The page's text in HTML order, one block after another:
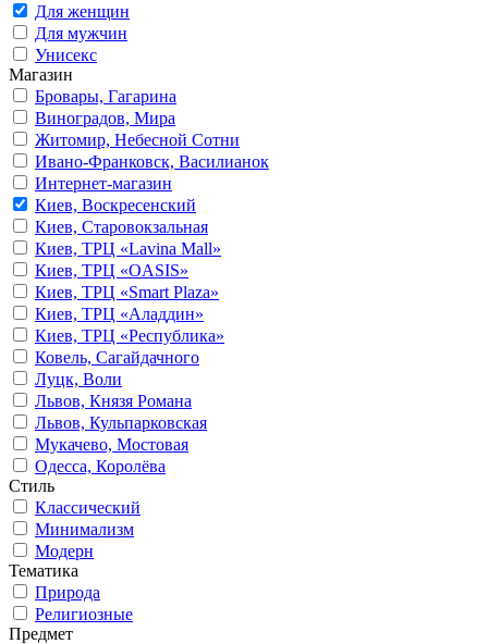
Для женщин
Для мужчин
Унисекс
Магазин
Бровары, Гагарина
Виноградов, Мира
Житомир, Небесной Сотни
Ивано-Франковск, Василианок
Интернет-магазин
Киев, Воскресенский
Киев, Старовокзальная
Киев, ТРЦ «Lavina Mall»
Киев, ТРЦ «OASIS»
Киев, ТРЦ «Smart Plaza»
Киев, ТРЦ «Аладдин»
Киев, ТРЦ «Республика»
Ковель, Сагайдачного
Луцк, Воли
Львов, Князя Романа
Львов, Кульпарковская
Мукачево, Мостовая
Одесса, Королёва
Стиль
Классический
Минимализм
Модерн
Тематика
Природа
Религиозные
Предмет